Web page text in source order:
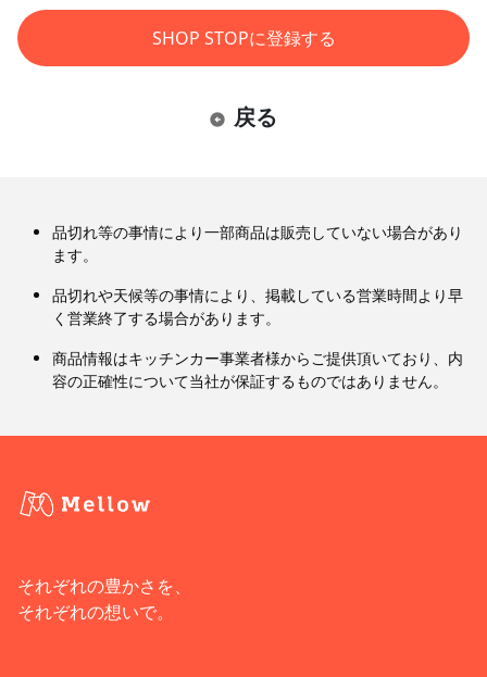
SHOP STOPに登録する
戻る
品切れ等の事情により一部商品は販売していない場合があり
ます。
品切れや天候等の事情により、掲載している営業時間より早
く営業終了する場合があります。
商品情報はキッチンカー事業者様からご提供頂いており、内
容の正確性について当社が保証するものではありません。
それぞれの豊かさを、
それぞれの想いで。